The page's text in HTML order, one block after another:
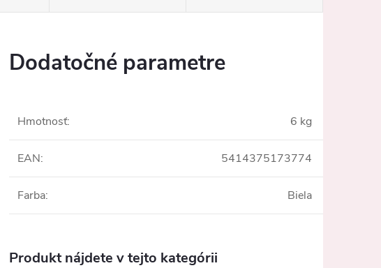
Dodatočné parametre
Hmotnosť: 6 kg
EAN: 5414375173774
Farba: Biela
Produkt nájdete v tejto kategórii